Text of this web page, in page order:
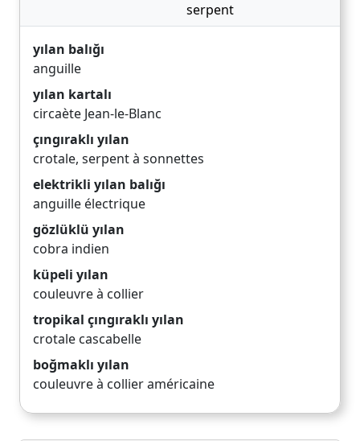
serpent
yılan balığı
anguille
yılan kartalı
circaète Jean-le-Blanc
çıngıraklı yılan
crotale, serpent à sonnettes
elektrikli yılan balığı
anguille électrique
gözlüklü yılan
cobra indien
küpeli yılan
couleuvre à collier
tropikal çıngıraklı yılan
crotale cascabelle
boğmaklı yılan
couleuvre à collier américaine